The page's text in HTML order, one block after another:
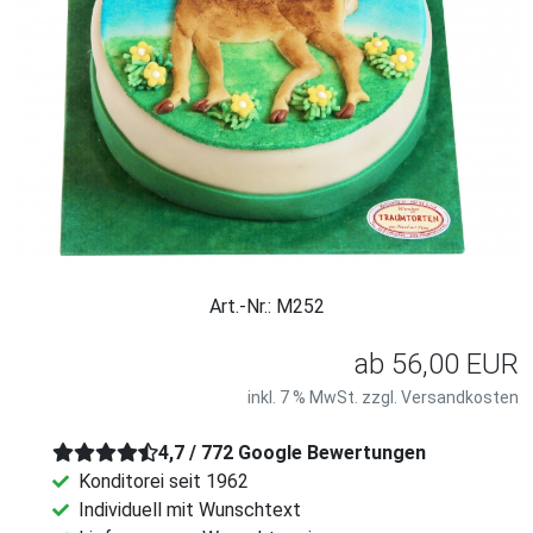
Art.-Nr.: M252
ab 56,00 EUR
inkl. 7 % MwSt. zzgl. Versandkosten
4,7 / 772 Google Bewertungen
Konditorei seit 1962
Individuell mit Wunschtext